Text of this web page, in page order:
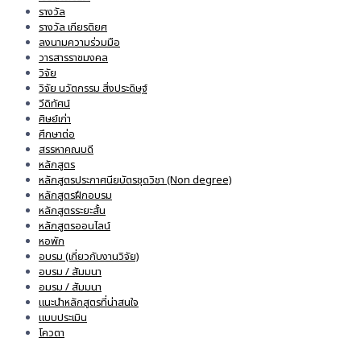
รางวัล
รางวัล เกียรติยศ
ลงนามความร่วมมือ
วารสารราชมงคล
วิจัย
วิจัย นวัตกรรม สิ่งประดิษฐ์
วีดิทัศน์
ศิษย์เก่า
ศึกษาต่อ
สรรหาคณบดี
หลักสูตร
หลักสูตรประกาศนียบัตรชุดวิชา (Non degree)
หลักสูตรฝึกอบรม
หลักสูตรระยะสั้น
หลักสูตรออนไลน์
หอพัก
อบรม (เกี่ยวกับงานวิจัย)
อบรม / สัมมนา
อมรม / สัมมนา
แนะนำหลักสูตรที่น่าสนใจ
แบบประเมิน
โควตา